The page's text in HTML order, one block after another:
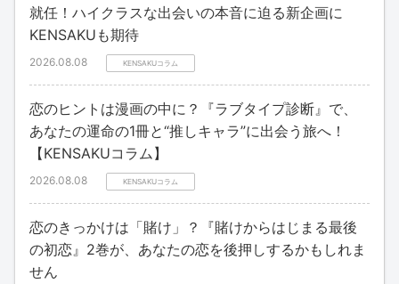
就任！ハイクラスな出会いの本音に迫る新企画に
KENSAKUも期待
2026.08.08 KENSAKUコラム
恋のヒントは漫画の中に？『ラブタイプ診断』で、
あなたの運命の1冊と“推しキャラ”に出会う旅へ！
【KENSAKUコラム】
2026.08.08 KENSAKUコラム
恋のきっかけは「賭け」？『賭けからはじまる最後
の初恋』2巻が、あなたの恋を後押しするかもしれま
せん